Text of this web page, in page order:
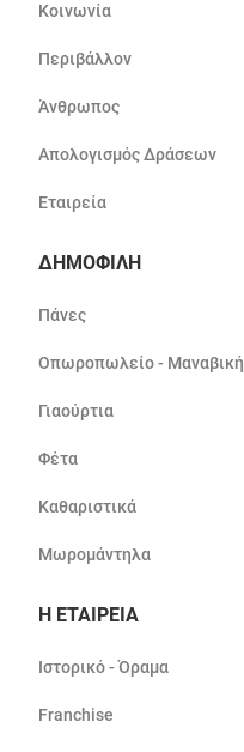
Κοινωνία
Περιβάλλον
Άνθρωπος
Απολογισμός Δράσεων
Εταιρεία
ΔΗΜΟΦΙΛΗ
Πάνες
Οπωροπωλείο - Μαναβική
Γιαούρτια
Φέτα
Καθαριστικά
Μωρομάντηλα
Η ΕΤΑΙΡΕΙΑ
Ιστορικό - Όραμα
Franchise